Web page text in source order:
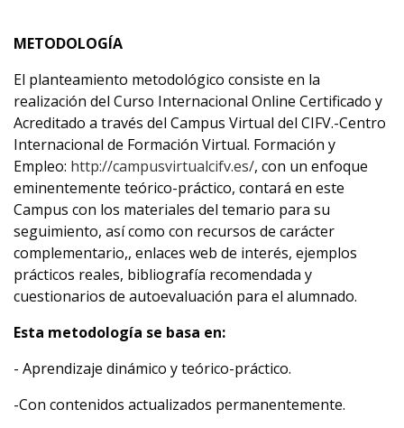
METODOLOGÍA
El planteamiento metodológico consiste en la
realización del Curso Internacional Online Certificado y
Acreditado a través del Campus Virtual del CIFV.-Centro
Internacional de Formación Virtual. Formación y
Empleo: http://campusvirtualcifv.es/, con un enfoque
eminentemente teórico-práctico, contará en este
Campus con los materiales del temario para su
seguimiento, así como con recursos de carácter
complementario,, enlaces web de interés, ejemplos
prácticos reales, bibliografía recomendada y
cuestionarios de autoevaluación para el alumnado.
Esta metodología se basa en:
- Aprendizaje dinámico y teórico-práctico.
-Con contenidos actualizados permanentemente.